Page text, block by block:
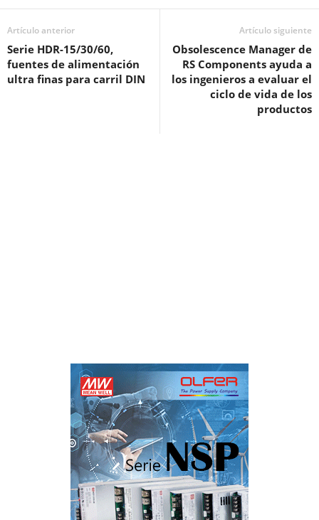
Artículo anterior
Serie HDR-15/30/60,
fuentes de alimentación
ultra finas para carril DIN
Artículo siguiente
Obsolescence Manager de
RS Components ayuda a
los ingenieros a evaluar el
ciclo de vida de los
productos